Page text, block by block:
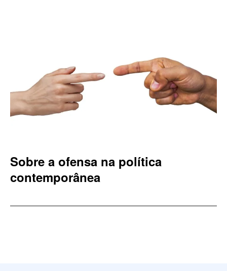
Sobre a ofensa na política
contemporânea